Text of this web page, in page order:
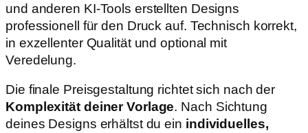
und anderen KI-Tools erstellten Designs
professionell für den Druck auf. Technisch korrekt,
in exzellenter Qualität und optional mit
Veredelung.
Die finale Preisgestaltung richtet sich nach der
Komplexität deiner Vorlage. Nach Sichtung
deines Designs erhältst du ein individuelles,